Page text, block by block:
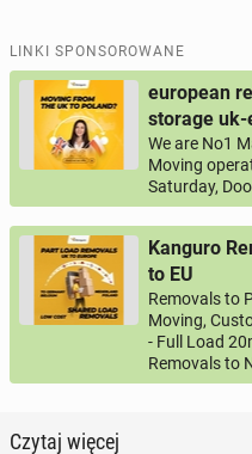
LINKI SPONSOROWANE
european
storage uk-
We are No1
Moving
Saturday,
Kanguro
to EU
Removals to
Moving,
- Full Load
Removals to
Czytaj więcej